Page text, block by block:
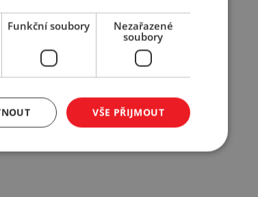
Funkční soubory
Nezařazené
soubory
VŠE PŘIJMOUT